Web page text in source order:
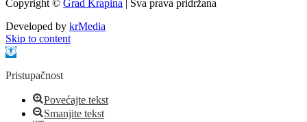
Copyright © Grad Krapina | Sva prava pridržana
Developed by krMedia
Skip to content
Open toolbar
Pristupačnost
Povećajte tekst
Smanjite tekst